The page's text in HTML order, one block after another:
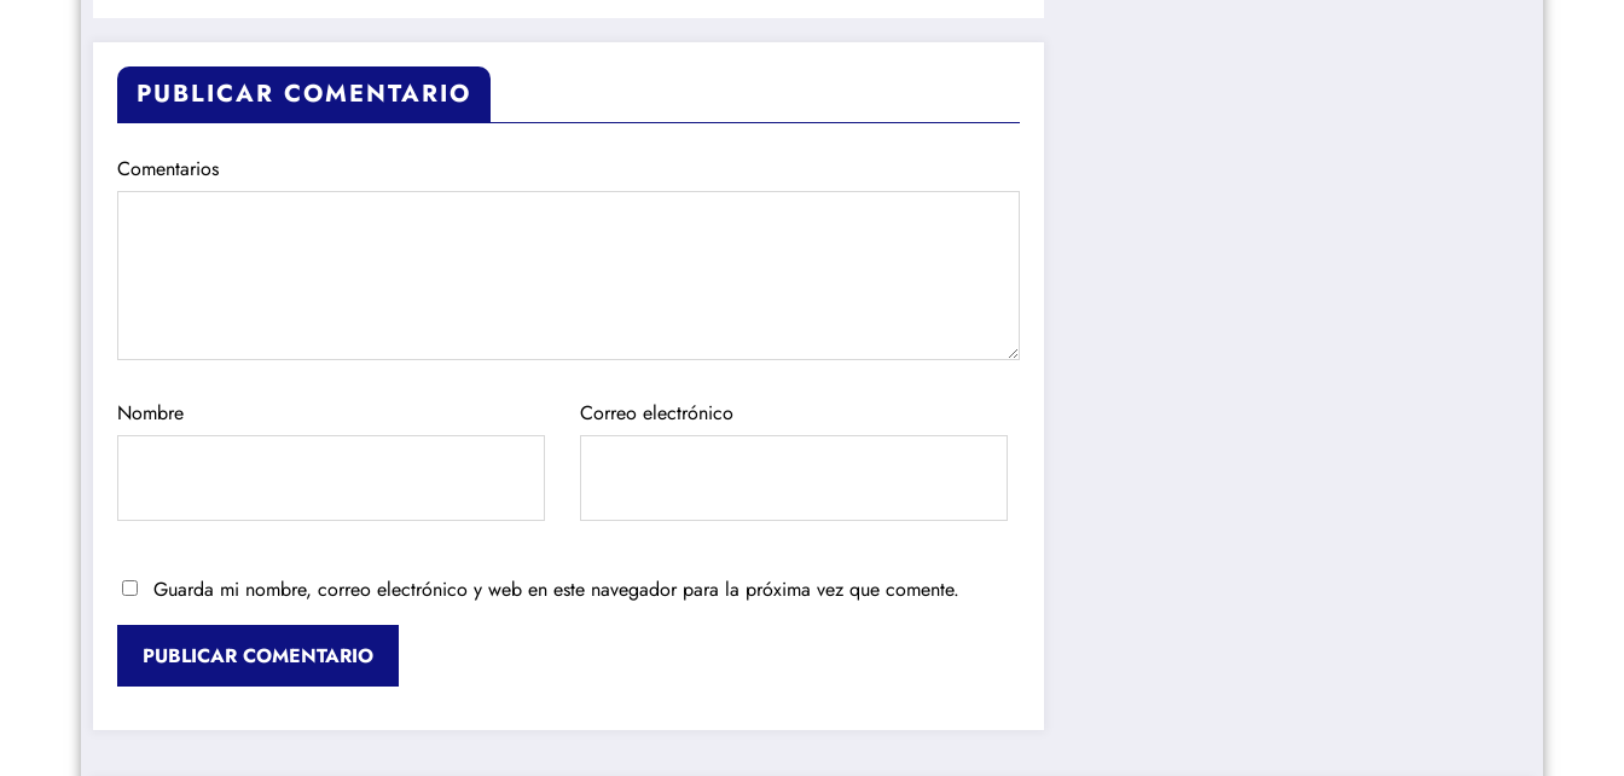
PUBLICAR COMENTARIO
Comentarios
Nombre Correo electrónico
Guarda mi nombre, correo electrónico y web en este navegador para la próxima vez que comente.